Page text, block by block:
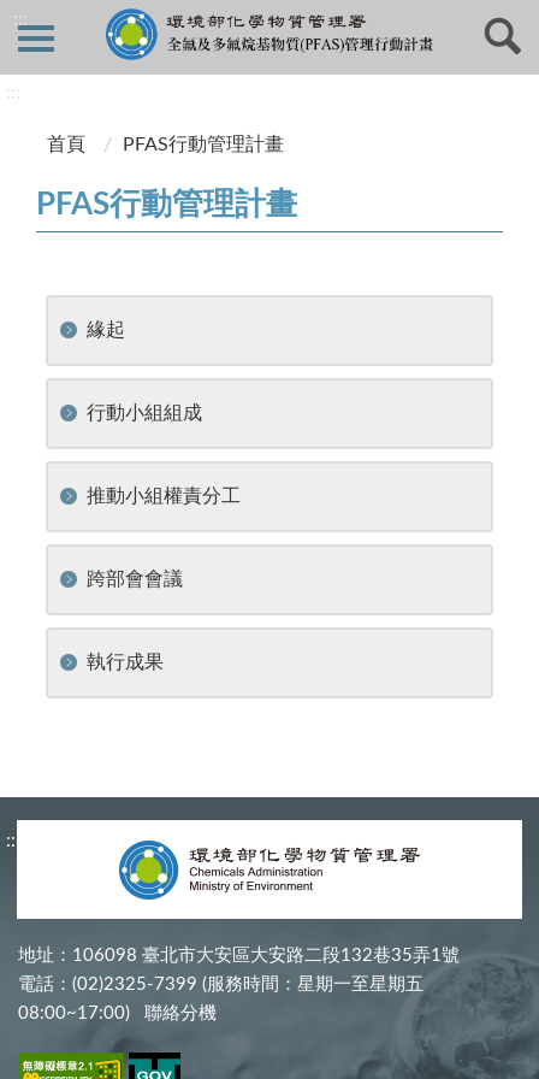
首頁 PFAS行動管理計畫
PFAS行動管理計畫
緣起
行動小組組成
推動小組權責分工
跨部會會議
執行成果
:::
地址：106098 臺北市大安區大安路二段132巷35弄1號
電話：(02)2325-7399 (服務時間：星期一至星期五
08:00~17:00) 聯絡分機